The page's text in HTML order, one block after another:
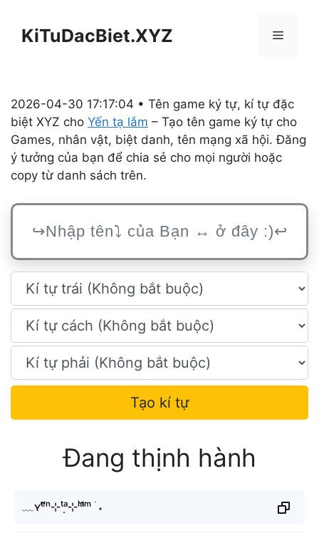
KiTuDacBiet.XYZ Menu
2026-04-30 17:17:04 • Tên game ký tự, kí tự đặc
biệt XYZ cho Yến tạ lắm – Tạo tên game ký tự cho
Games, nhân vật, biệt danh, tên mạng xã hội. Đăng
ý tưởng của bạn để chia sẻ cho mọi người hoặc
copy từ danh sách trên.
Tạo kí tự
Đang thịnh hành
﹏ʏᵉ̂́ⁿ⊹ᵗᵃ̣⊹ˡᵃ̆́ᵐ ࣪ ˖